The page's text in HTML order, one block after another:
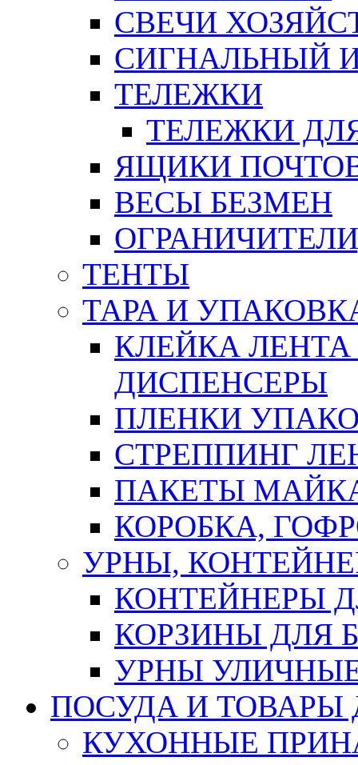
СВЕЧИ
СИГНАЛЬНЫЙ
ТЕЛЕЖКИ
ТЕЛЕЖКИ
ЯЩИКИ
ВЕСЫ БЕЗМЕН
ТЕНТЫ
ТАРА И
КЛЕЙКА
ДИСПЕНСЕРЫ
ПЛЕНКИ
СТРЕППИНГ
ПАКЕТЫ
КОРОБКА,
УРНЫ,
КОНТЕЙНЕРЫ
КОРЗИНЫ ДЛЯ
УРНЫ
ПОСУДА И ТОВАРЫ
КУХОННЫЕ